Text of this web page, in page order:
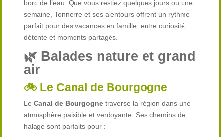
bord de l’eau. Que vous restiez quelques jours ou une
semaine, Tonnerre et ses alentours offrent un rythme
parfait pour des vacances en famille, entre curiosité,
détente et moments partagés.
🌿 Balades nature et grand
air
🚲 Le Canal de Bourgogne
LeCanal de Bourgogne traverse la région dans une
atmosphère paisible et verdoyante. Ses chemins de
halage sont parfaits pour :